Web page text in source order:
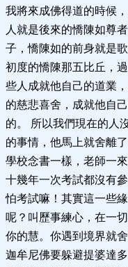
我將來成佛得道的時候
人就是後來的憍陳如尊
子，憍陳如的前身就是
初度的憍陳那五比丘，
些人成就他自己的道業
的慈悲喜舍，成就他自
的。 所以我們現在的人
的事情，他馬上就舍離
學校念書一樣，老師一
十幾年一次考試都沒有
怕考試嘛！其實這一些
呢？叫歷事練心，在一
你的慧。你遇到境界就
迦牟尼佛要躲避提婆達